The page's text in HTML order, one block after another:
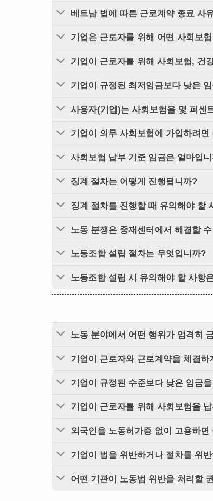
베트남 법에 따른 근로계약 종료 사
기업은 근로자를 위해 어떤 사회보
기업이 근로자를 위해 사회보험, 건
기업이 규정된 최저임금보다 낮은
사용자(기업)는 사회보험을 몇 퍼센
기업이 의무 사회보험에 가입하려
사회보험 납부 기준 임금은 얼마입
징계 절차는 어떻게 진행됩니까?
징계 절차를 진행할 때 유의해야 할
노동 분쟁은 중재센터에서 해결할
노동조합 설립 절차는 무엇입니까?
노동조합 설립 시 유의해야 할 사항
노동 분야에서 어떤 행위가 엄격히
기업이 근로자와 근로계약을 체결
기업이 규정된 수준보다 낮은 임금
기업이 근로자를 위해 사회보험을
외국인을 노동허가증 없이 고용하
기업이 법을 위반하거나 절차를 위
어떤 기관이 노동법 위반을 처리할